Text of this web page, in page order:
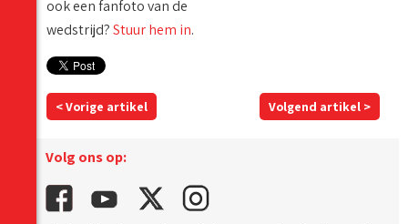
ook een fanfoto van de
wedstrijd?Stuur hem in.
< Vorige artikel Volgend artikel >
Volg ons op: